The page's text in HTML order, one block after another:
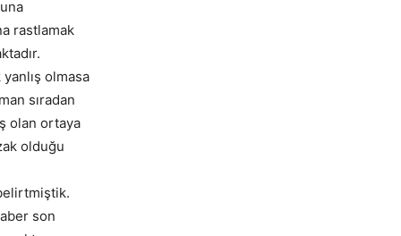
rastlamak
yanlış olmasa
sıradan
olan ortaya
olduğu
son